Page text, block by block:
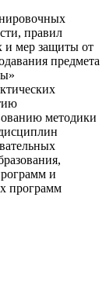
правил
и мер защиты от
предмета
методики
и
программ